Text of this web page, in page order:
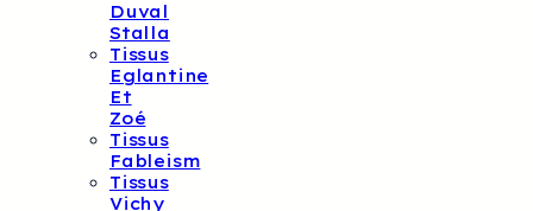
Duval
Stalla
Tissus
Eglantine
Et
Zoé
Tissus
Fableism
Tissus
Vichy